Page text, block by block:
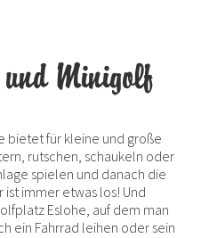
und Minigolf
bietet für kleine und große
rutschen, schaukeln oder
spielen und danach die
immer etwas los! Und
Eslohe, auf dem man
ein Fahrrad leihen oder sein